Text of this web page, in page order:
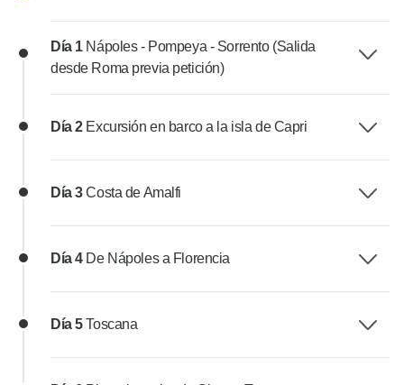
Día 1 Nápoles - Pompeya - Sorrento (Salida
desde Roma previa petición)
Día 2 Excursión en barco a la isla de Capri
Día 3Costa de Amalfi
Día 4 De Nápoles a Florencia
Día 5Toscana